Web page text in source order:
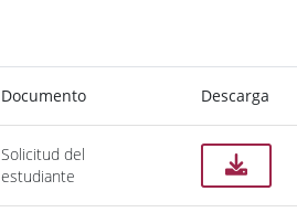
Documento Descarga
Solicitud del
estudiante